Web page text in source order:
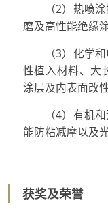
（2）热喷涂
磨及高性能绝缘
（3）化学和
性植入材料、大
涂层及内表面改性
（4）有机和
能防粘减摩以及
获奖及荣誉